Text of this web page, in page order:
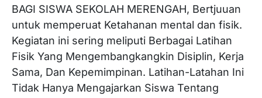
BAGI SISWA SEKOLAH MERENGAH, Bertjuuan
untuk memperuat Ketahanan mental dan fisik.
Kegiatan ini sering meliputi Berbagai Latihan
Fisik Yang Mengembangkangkin Disiplin, Kerja
Sama, Dan Kepemimpinan. Latihan-Latahan Ini
Tidak Hanya Mengajarkan Siswa Tentang